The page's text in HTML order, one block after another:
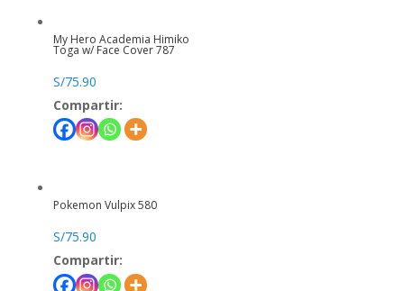
My Hero Academia Himiko
Toga w/ Face Cover 787
S/75.90
Compartir:
Pokemon Vulpix 580
S/75.90
Compartir: